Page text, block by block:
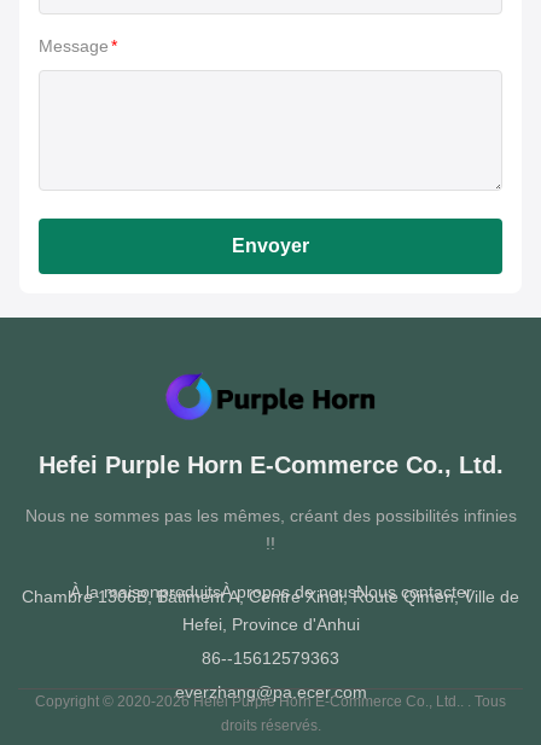
Message*
Envoyer
Hefei Purple Horn E-Commerce Co., Ltd.
Nous ne sommes pas les mêmes, créant des possibilités infinies
!!
À la maisonproduitsÀ propos de nousNous contacter
Chambre 1306B, Bâtiment A, Centre Xindi, Route Qimen, Ville de
Hefei, Province d'Anhui
86--15612579363
everzhang@pa.ecer.com
Copyright © 2020-2026 Hefei Purple Horn E-Commerce Co., Ltd.. . Tous
droits réservés.